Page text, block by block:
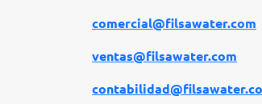
comercial@filsawater.com
ventas@filsawater.com